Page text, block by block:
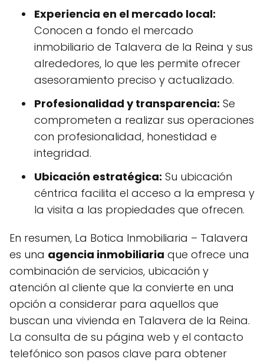
Experiencia en el mercado local:
Conocen a fondo el mercado
inmobiliario de Talavera de la Reina y sus
alrededores, lo que les permite ofrecer
asesoramiento preciso y actualizado.
Profesionalidad y transparencia: Se
comprometen a realizar sus operaciones
con profesionalidad, honestidad e
integridad.
Ubicación estratégica: Su ubicación
céntrica facilita el acceso a la empresa y
la visita a las propiedades que ofrecen.
En resumen, La Botica Inmobiliaria – Talavera
es una agencia inmobiliaria que ofrece una
combinación de servicios, ubicación y
atención al cliente que la convierte en una
opción a considerar para aquellos que
buscan una vivienda en Talavera de la Reina.
La consulta de su página web y el contacto
telefónico son pasos clave para obtener